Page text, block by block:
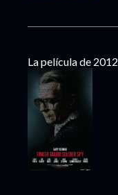
La película de 2012